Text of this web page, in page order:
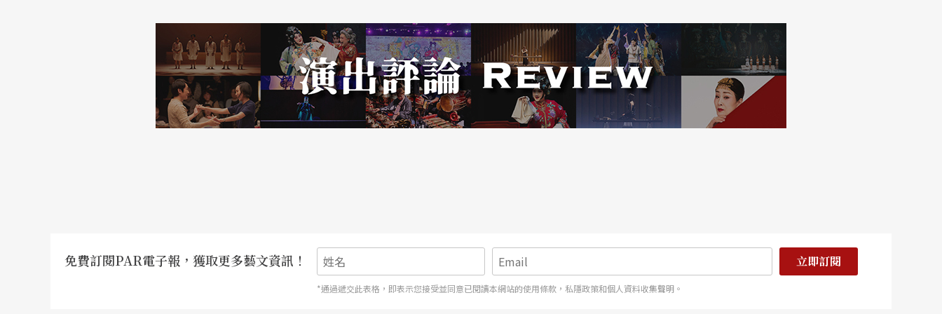
顯而易見的，現今青年世代或所有消費／閱聽的主力群眾，幾已不需去解釋或闡述簡單的嘻哈定
義，它已成為當下的消費標籤。對於此等流行現象的背後，若不加以內化，恐怕又是另樁船過水
在電影《巧克力重擊》中領銜演出，在跨領域的文化圈留下絕對的蹤跡。
或是，在典範轉移的脈絡裡，嘻哈四大元素也許並非絕對配件，台灣許多塗鴉創作者出身與嘻哈
免費訂閱PAR電子報，獲取更多藝文資訊！ 立即訂閱
*通過遞交此表格，即表示您接受並同意已閱讀本網站的使用條款，私隱政策和個人資料收集聲明。